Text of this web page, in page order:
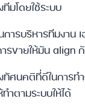
มโดยใช้ระบบ
การบริหารทีมงาน เ
รขายให้มัน align
ศนคติที่ดีในการท
ำตามระบบให้ได้